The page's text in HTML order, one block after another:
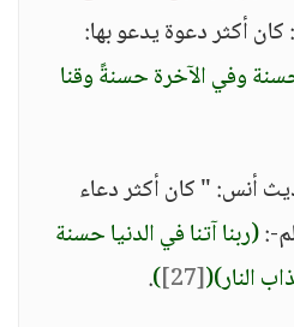
كان أكثر دعوة يدعو بها:
حسنة وفي الآخرة حسنةً وقنا
أنس: " كان أكثر دعاء
:(ربنا آتنا في الدنيا حسنة
النار)(
[27]
)
.